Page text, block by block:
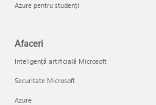
Azure pentru studenți
Afaceri
Inteligență artificială Microsoft
Securitate Microsoft
Azure